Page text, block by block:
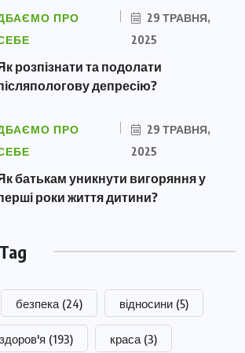
ПРО
29 ТРАВНЯ,
2025
розпізнати та подолати
депресію?
ПРО
29 ТРАВНЯ,
2025
батькам уникнути вигоряння у
роки життя дитини?
безпека (24) відносини (5)
здоров'я (193) краса (3)